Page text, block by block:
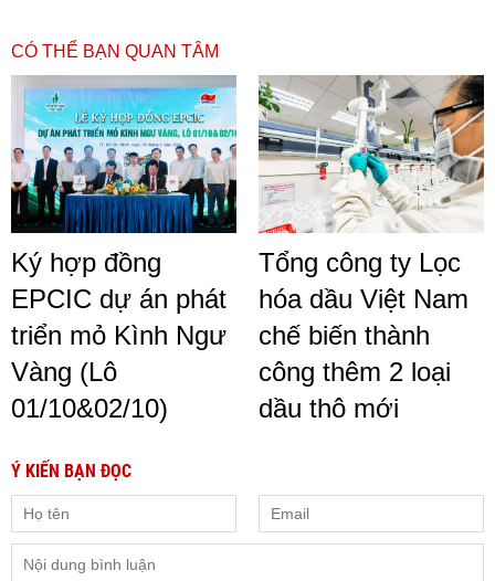
CÓ THỂ BẠN QUAN TÂM
Ký hợp đồng
EPCIC dự án phát
triển mỏ Kình Ngư
Vàng (Lô
01/10&02/10)
Tổng công ty Lọc
hóa dầu Việt Nam
chế biến thành
công thêm 2 loại
dầu thô mới
Ý KIẾN BẠN ĐỌC